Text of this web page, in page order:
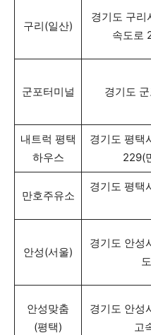
구리(일산)
경기도 구리
속도로
군포터미널 경기도
내트럭 평택
하우스
경기도 평택
229(
만호주유소
경기도 평택
안성(서울)
경기도 안성
안성맞춤
(평택)
경기도 안성
고